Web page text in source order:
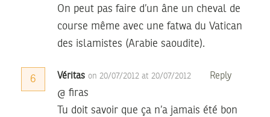
On peut pas faire d’un âne un cheval de
course même avec une fatwa du Vatican
des islamistes (Arabie saoudite).
6 Véritas on 20/07/2012 at 20/07/2012 Reply
@ firas
Tu doit savoir que ça n’a jamais été bon